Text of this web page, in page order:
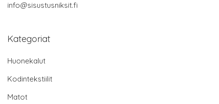
info@sisustusniksit.fi
Kategoriat
Huonekalut
Kodintekstiilit
Matot